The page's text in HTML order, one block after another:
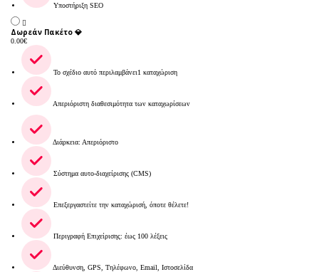
Υποστήριξη SEO
Δωρεάν Πακέτο 💎
0.00€
Το σχέδιο αυτό περιλαμβάνει1 καταχώριση
Απεριόριστη διαθεσιμότητα των καταχωρίσεων
Διάρκεια: Απεριόριστο
Σύστημα αυτο-διαχείρισης (CMS)
Επεξεργαστείτε την καταχώρισή, όποτε θέλετε!
Περιγραφή Επιχείρισης: έως 100 λέξεις
Διεύθυνση, GPS, Τηλέφωνο, Email, Ιστοσελίδα